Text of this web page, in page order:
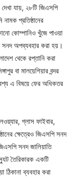
যায়, ২৮টি জিএসপি
প্রতিষ্ঠানের
কোম্পানিও খুঁজে পাওয়া
সনদ অপব্যবহার করা হয়।
থেকে রপ্তানি করা
বা মালয়েশিয়ার বন্দর
এ বিষয়ে ফের অধিকতর
গ্লাস ফাইবার,
ক্ষেত্রেও জিএসপি সনদ
সনদ জালিয়াতি
তৈরিকারক একটি
ঠিকানা ব্যবহার করা